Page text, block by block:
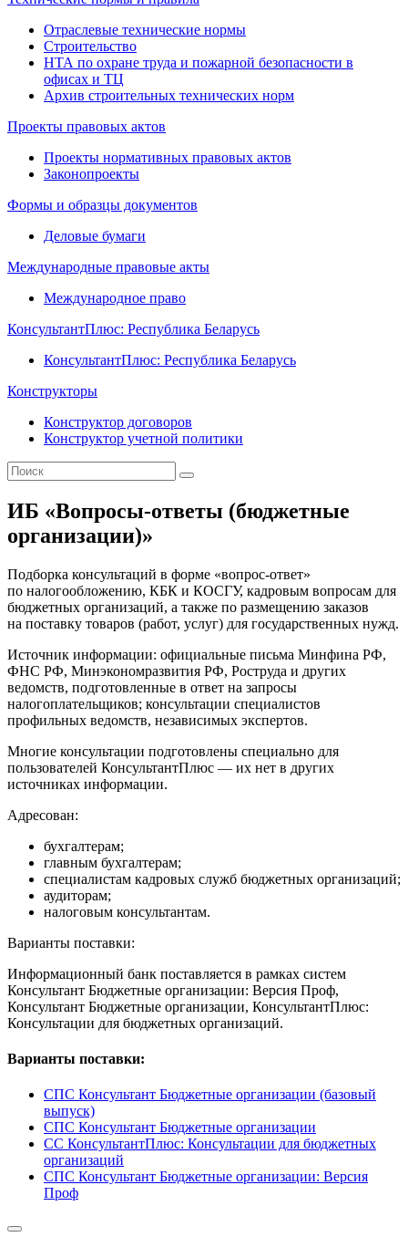
Отраслевые технические нормы
Строительство
НТА по охране труда и пожарной безопасности в
офисах и ТЦ
Архив строительных технических норм
Проекты правовых актов
Проекты нормативных правовых актов
Законопроекты
Формы и образцы документов
Деловые бумаги
Международные правовые акты
Международное право
КонсультантПлюс: Республика Беларусь
КонсультантПлюс: Республика Беларусь
Конструкторы
Конструктор договоров
Конструктор учетной политики
ИБ «Вопросы-ответы (бюджетные
организации)»
Подборка консультаций в форме «вопрос-ответ»
по налогообложению, КБК и КОСГУ, кадровым вопросам для
бюджетных организаций, а также по размещению заказов
на поставку товаров (работ, услуг) для государственных нужд.
Источник информации: официальные письма Минфина РФ,
ФНС РФ, Минэкономразвития РФ, Роструда и других
ведомств, подготовленные в ответ на запросы
налогоплательщиков; консультации специалистов
профильных ведомств, независимых экспертов.
Многие консультации подготовлены специально для
пользователей КонсультантПлюс — их нет в других
источниках информации.
Адресован:
бухгалтерам;
главным бухгалтерам;
специалистам кадровых служб бюджетных организаций;
аудиторам;
налоговым консультантам.
Варианты поставки:
Информационный банк поставляется в рамках систем
Консультант Бюджетные организации: Версия Проф,
Консультант Бюджетные организации, КонсультантПлюс:
Консультации для бюджетных организаций.
Варианты поставки:
СПС Консультант Бюджетные организации (базовый
выпуск)
СПС Консультант Бюджетные организации
СС КонсультантПлюс: Консультации для бюджетных
организаций
СПС Консультант Бюджетные организации: Версия
Проф